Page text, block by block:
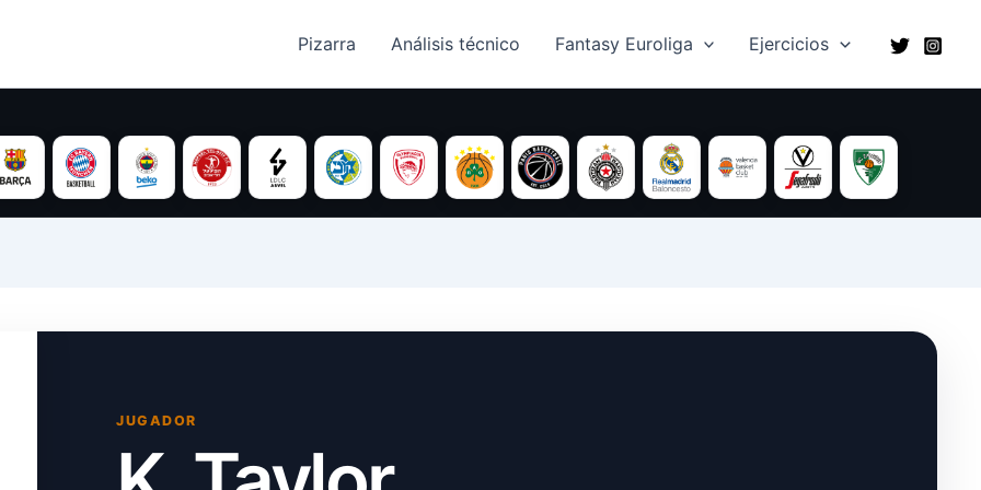
Pizarra Análisis técnico​ Fantasy Euroliga Ejercicios
JUGADOR